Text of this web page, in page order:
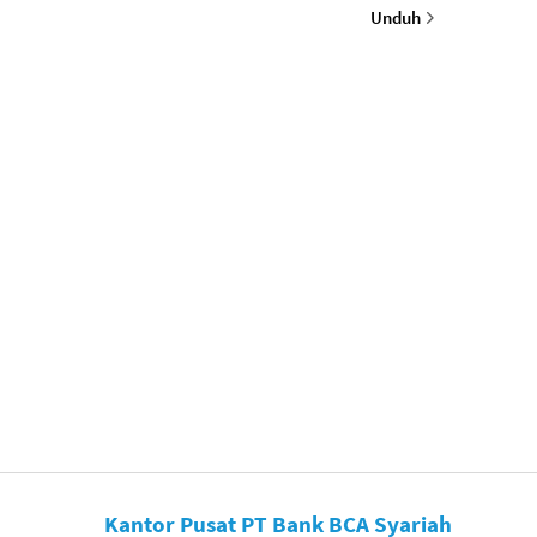
Unduh
Kantor Pusat PT Bank BCA Syariah